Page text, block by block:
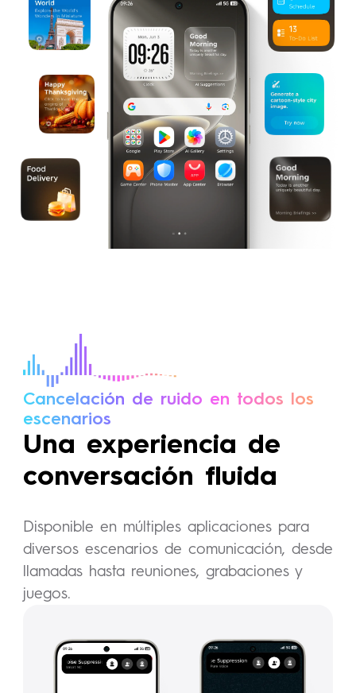
Cancelación de ruido en todos los
escenarios
Una experiencia de
conversación fluida
Disponible en múltiples aplicaciones para
diversos escenarios de comunicación, desde
llamadas hasta reuniones, grabaciones y
juegos.